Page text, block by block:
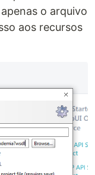
o arquivo
aos recursos